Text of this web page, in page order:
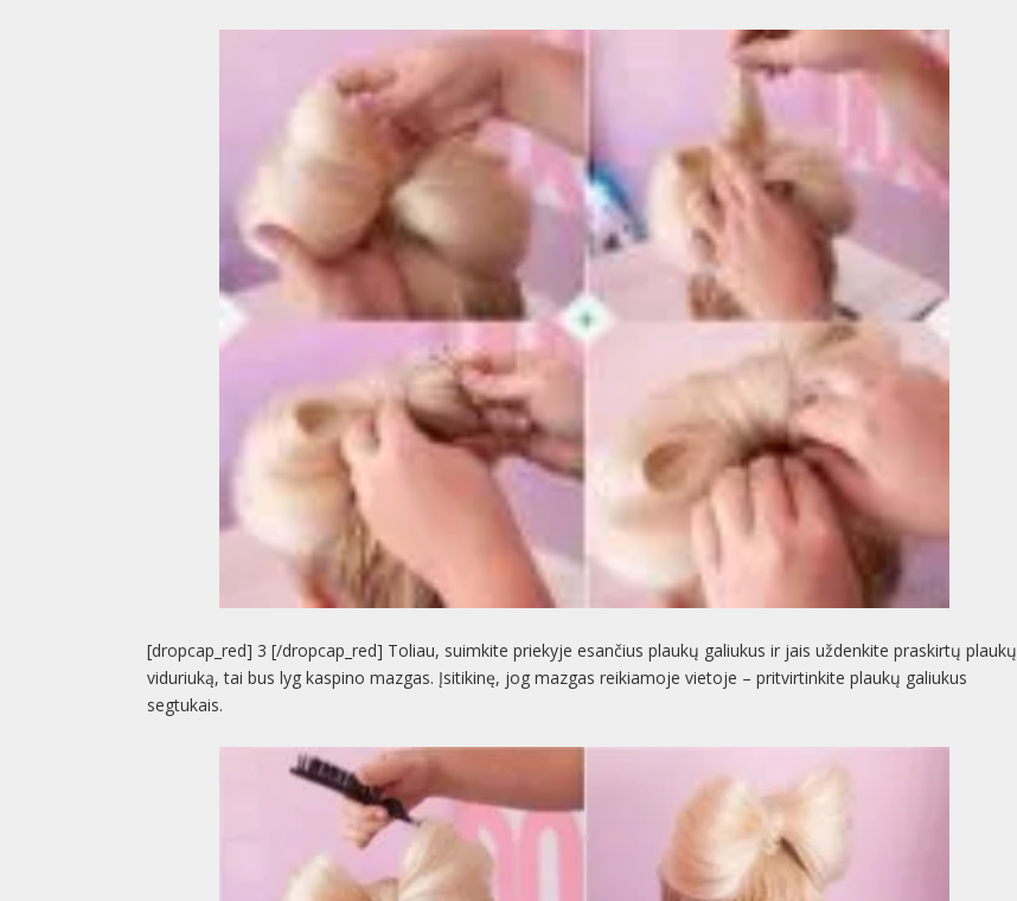
[dropcap_red] 3 [/dropcap_red] Toliau, suimkite priekyje esančius plaukų galiukus ir jais uždenkite praskirtų plaukų
viduriuką, tai bus lyg kaspino mazgas. Įsitikinę, jog mazgas reikiamoje vietoje – pritvirtinkite plaukų galiukus
segtukais.